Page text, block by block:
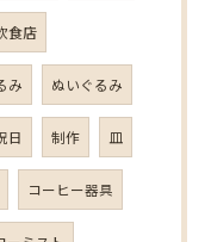
食店
み ぬいぐるみ
日 制作 皿
コーヒー器具